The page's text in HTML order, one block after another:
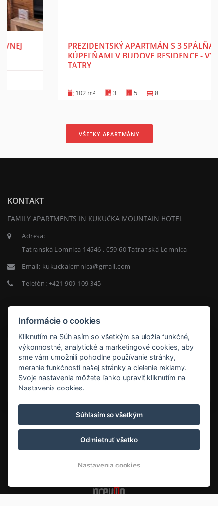
PREZIDENTSKÝ APARTMÁN S 3 SPÁLŇAMI A S 2
KÚPEĽŇAMI V BUDOVE RESIDENCE - VÝHĽAD NA
5 8
VŠETKY APARTMÁNY
KONTAKT
FAMILY APARTMENTS IN KUKUČKA MOUNTAIN HOTEL
Adresa:
Tatranská Lomnica 14646 , 059 60 Tatranská Lomnica
Email: kukuckalomnica@gmail.com
Telefón: +421 909 109 345
NEWSLETTER
ODOBERAŤ
Kukučka Lomnica Apartmány Family Apartments in
Hotel Kukučka, Tatranská Lomnica
Informácie o cookies
Kliknutím na Súhlasím so všetkým sa uložia funkčné,
výkonnostné, analytické a marketingové cookies, aby
sme vám umožnili pohodlné používanie stránky,
meranie funkčnosti našej stránky a cielenie reklamy.
Svoje nastavenia môžete ľahko upraviť kliknutím na
Nastavenia cookies.
Súhlasím so všetkým
Odmietnuť všetko
Nastavenia cookies